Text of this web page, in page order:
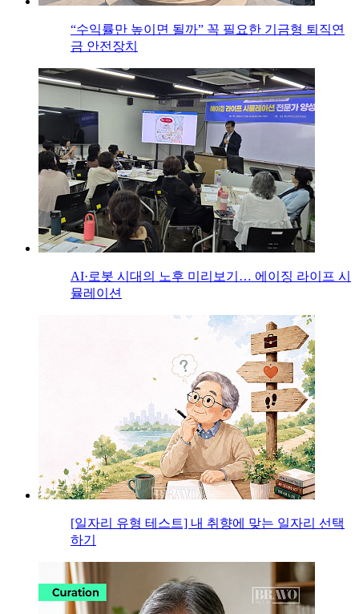
“수익률만 높이면 될까” 꼭 필요한 기금형 퇴직연
금 안전장치
AI·로봇 시대의 노후 미리보기… 에이징 라이프 시
뮬레이션
[일자리 유형 테스트] 내 취향에 맞는 일자리 선택
하기